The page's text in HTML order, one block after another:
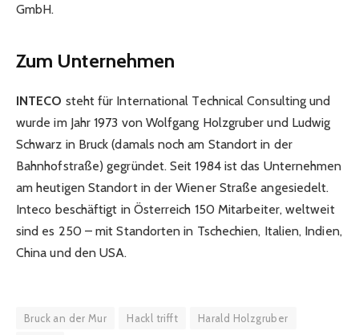
GmbH.
Zum Unternehmen
INTECO steht für International Technical Consulting und
wurde im Jahr 1973 von Wolfgang Holzgruber und Ludwig
Schwarz in Bruck (damals noch am Standort in der
Bahnhofstraße) gegründet. Seit 1984 ist das Unternehmen
am heutigen Standort in der Wiener Straße angesiedelt.
Inteco beschäftigt in Österreich 150 Mitarbeiter, weltweit
sind es 250 – mit Standorten in Tschechien, Italien, Indien,
China und den USA.
Bruck an der Mur Hackl trifft
Harald Holzgruber